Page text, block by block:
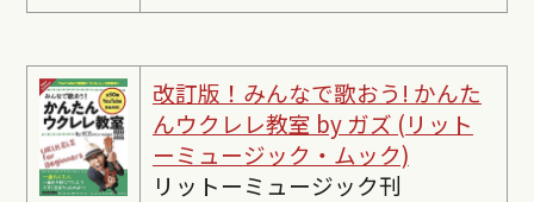
改訂版！みんなで歌おう! かんた
んウクレレ教室 by ガズ (リット
ーミュージック・ムック)
リットーミュージック刊